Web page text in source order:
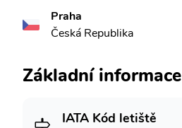
Praha
Česká Republika
Základní informace
IATA Kód letiště